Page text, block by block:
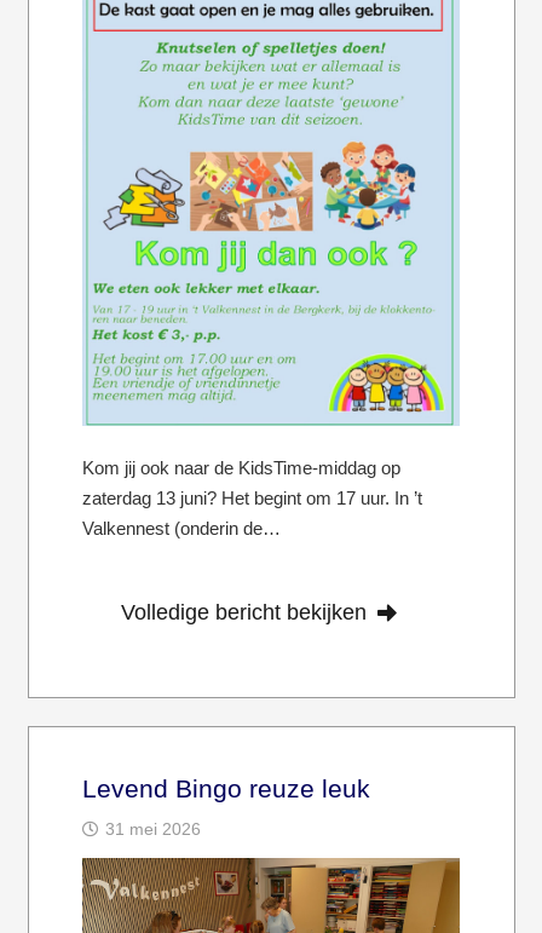
Kom jij ook naar de KidsTime-middag op
zaterdag 13 juni? Het begint om 17 uur. In ’t
Valkennest (onderin de…
Volledige bericht bekijken
Levend Bingo reuze leuk
31 mei 2026